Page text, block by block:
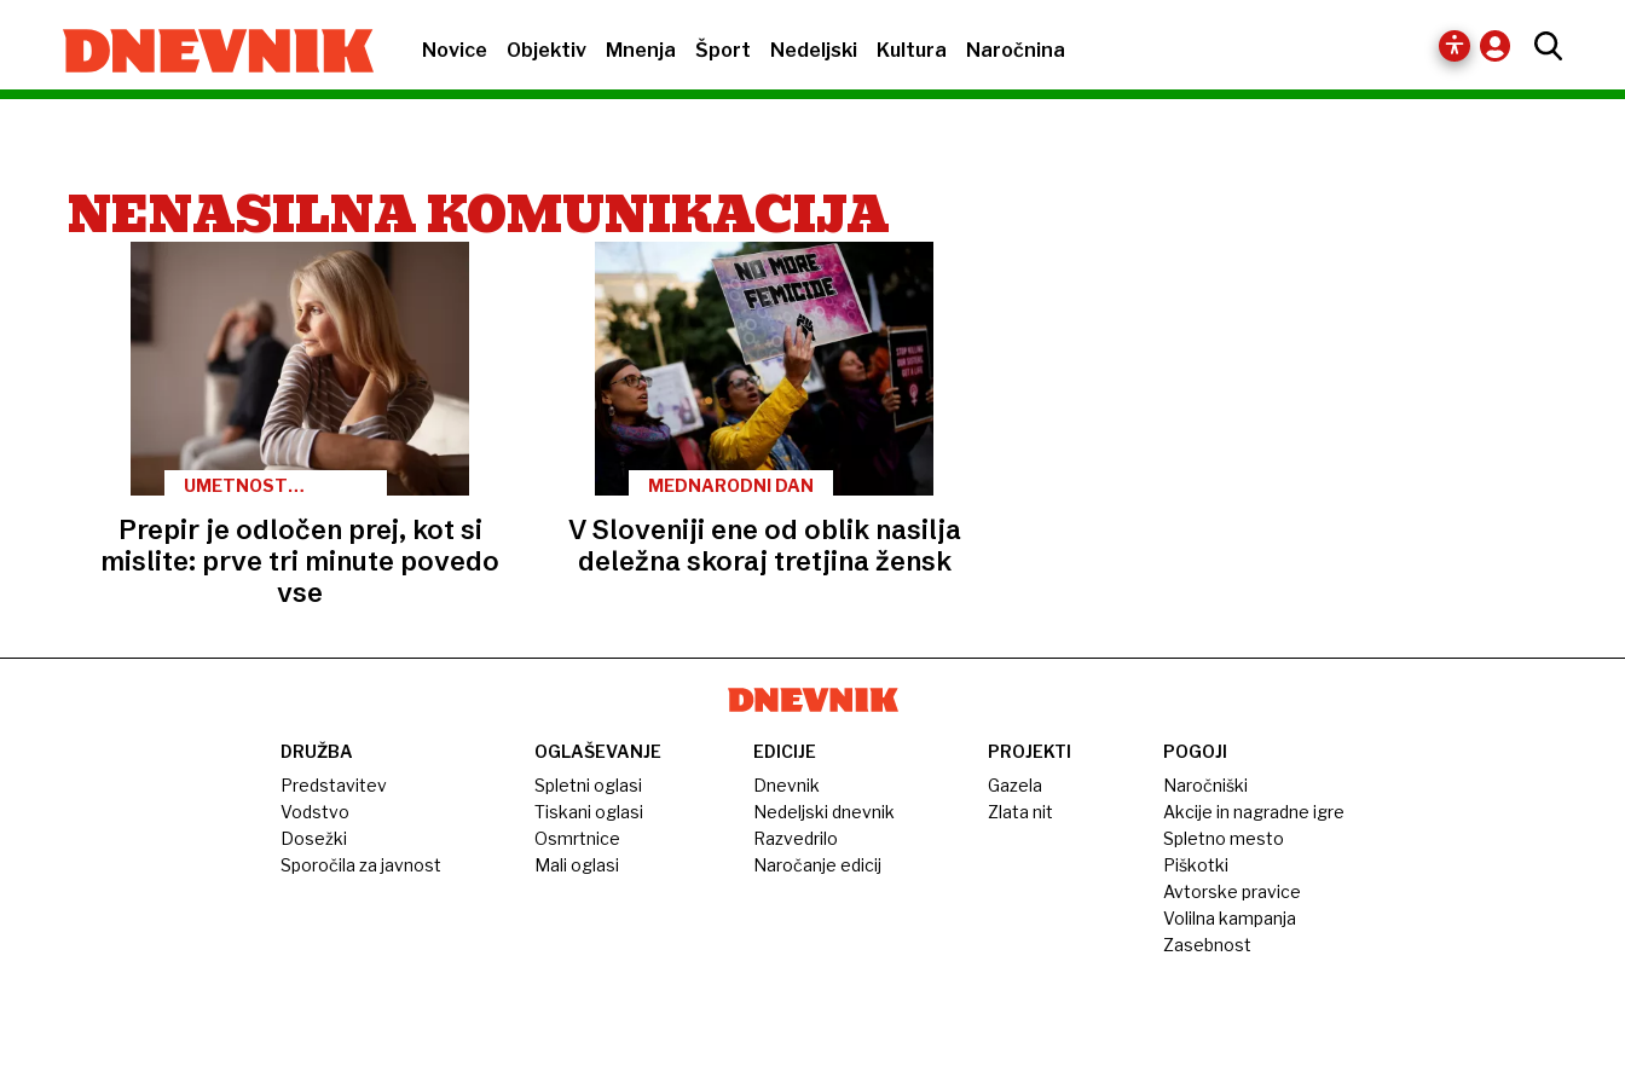
Novice Objektiv Mnenja Šport Nedeljski Kultura Naročnina
NENASILNA KOMUNIKACIJA
UMETNOST
Prepir je odločen prej, kot si
mislite: prve tri minute povedo
vse
MEDNARODNI DAN
V Sloveniji ene od oblik nasilja
deležna skoraj tretjina žensk
DRUŽBA
Predstavitev
Vodstvo
Dosežki
Sporočila za javnost
OGLAŠEVANJE
Spletni oglasi
Tiskani oglasi
Osmrtnice
Mali oglasi
EDICIJE
Dnevnik
Nedeljski dnevnik
Razvedrilo
Naročanje edicij
PROJEKTI
Gazela
Zlata nit
POGOJI
Naročniški
Akcije in nagradne igre
Spletno mesto
Piškotki
Avtorske pravice
Volilna kampanja
Zasebnost